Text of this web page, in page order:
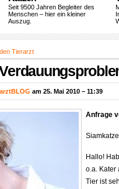
Seit 9500 Jahren Begleiter des
Menschen – hier ein kleiner
Auszug.
Tierarzt
am 25. Mai 2010 – 11:39
Anfrage
Hallo!
o.a. Kater
Tier ist